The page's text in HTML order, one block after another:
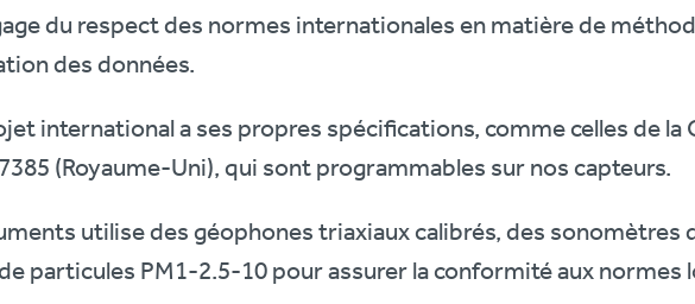
du respect des normes internationales en matière de
des données.
international a ses propres spécifications, comme celles de la
(Royaume-Uni), qui sont programmables sur nos capteurs.
utilise des géophones triaxiaux calibrés, des sonomètres
particules PM1-2.5-10 pour assurer la conformité aux normes